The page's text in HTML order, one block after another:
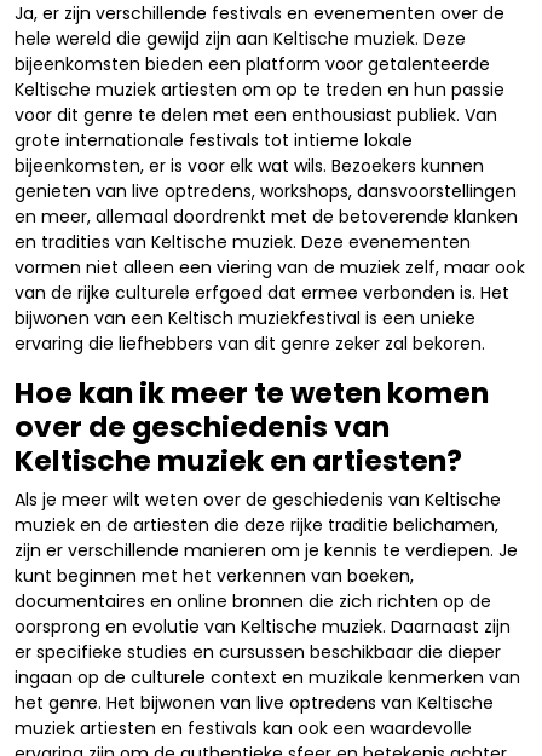
Ja, er zijn verschillende festivals en evenementen over de
hele wereld die gewijd zijn aan Keltische muziek. Deze
bijeenkomsten bieden een platform voor getalenteerde
Keltische muziek artiesten om op te treden en hun passie
voor dit genre te delen met een enthousiast publiek. Van
grote internationale festivals tot intieme lokale
bijeenkomsten, er is voor elk wat wils. Bezoekers kunnen
genieten van live optredens, workshops, dansvoorstellingen
en meer, allemaal doordrenkt met de betoverende klanken
en tradities van Keltische muziek. Deze evenementen
vormen niet alleen een viering van de muziek zelf, maar ook
van de rijke culturele erfgoed dat ermee verbonden is. Het
bijwonen van een Keltisch muziekfestival is een unieke
ervaring die liefhebbers van dit genre zeker zal bekoren.
Hoe kan ik meer te weten komen
over de geschiedenis van
Keltische muziek en artiesten?
Als je meer wilt weten over de geschiedenis van Keltische
muziek en de artiesten die deze rijke traditie belichamen,
zijn er verschillende manieren om je kennis te verdiepen. Je
kunt beginnen met het verkennen van boeken,
documentaires en online bronnen die zich richten op de
oorsprong en evolutie van Keltische muziek. Daarnaast zijn
er specifieke studies en cursussen beschikbaar die dieper
ingaan op de culturele context en muzikale kenmerken van
het genre. Het bijwonen van live optredens van Keltische
muziek artiesten en festivals kan ook een waardevolle